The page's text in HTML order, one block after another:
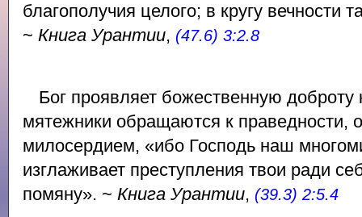
благополучия целого; в кругу вечности
~ Книга Урантии, (47.6) 3:2.8
Бог проявляет божественную доброту
мятежники обращаются к праведности,
милосердием, «ибо Господь наш
изглаживает преступления твои ради
помяну». ~ Книга Урантии, (39.3) 2:5.4